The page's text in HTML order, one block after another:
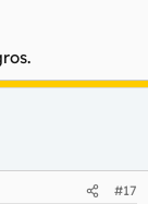
#17